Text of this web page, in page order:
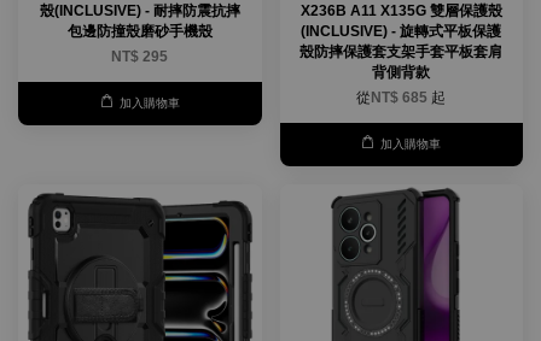
殼(INCLUSIVE) - 耐摔防震抗摔
包邊防撞殼磨砂手機殼
NT$ 295
加入購物車
X236B A11 X135G 雙層保護殼
(INCLUSIVE) - 旋轉式平板保護
殼防摔保護套支架手套平板套肩
背側背款
從 NT$ 685 起
加入購物車